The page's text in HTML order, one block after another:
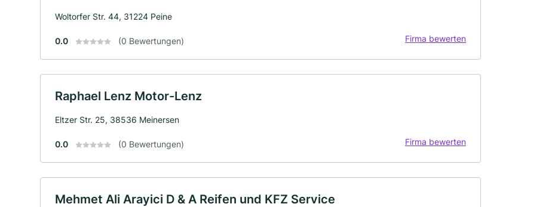
Woltorfer Str. 44, 31224 Peine
0.0 (0 Bewertungen) Firma bewerten
Raphael Lenz Motor-Lenz
Eltzer Str. 25, 38536 Meinersen
0.0 (0 Bewertungen) Firma bewerten
Mehmet Ali Arayici D & A Reifen und KFZ Service